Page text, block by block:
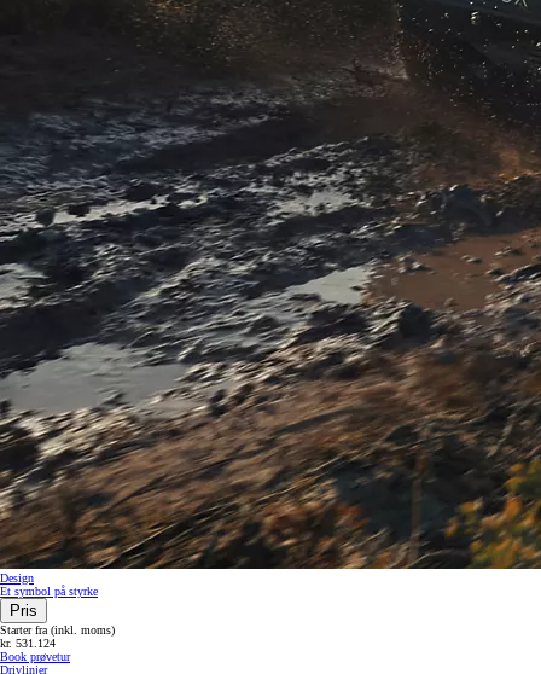
Design
Et symbol på styrke
Pris
Starter fra (inkl. moms)
kr. 531.124
Book prøvetur
Drivlinjer